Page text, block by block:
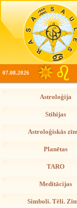
07.08.2026
Astroloģija
Stihijas
Astroloģiskās
Planētas
TARO
Meditācijas
Simboli. Tēli.